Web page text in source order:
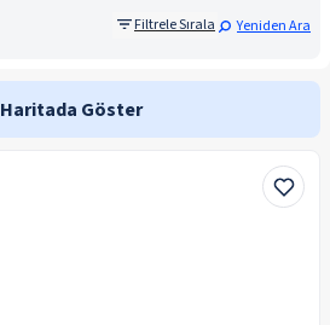
Filtrele Sırala Yeniden Ara
Haritada Göster